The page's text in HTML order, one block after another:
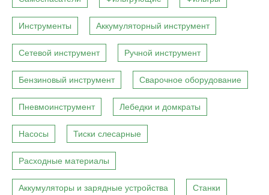
Инструменты Аккумуляторный инструмент
Сетевой инструмент Ручной инструмент
Бензиновый инструмент Сварочное оборудование
Пневмоинструмент Лебедки и домкраты
Насосы Тиски слесарные
Расходные материалы
Аккумуляторы и зарядные устройства Станки